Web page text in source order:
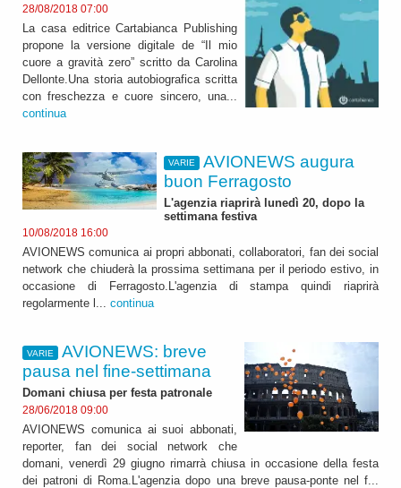
28/08/2018 07:00
La casa editrice Cartabianca Publishing
propone la versione digitale de “Il mio
cuore a gravità zero” scritto da Carolina
Dellonte.Una storia autobiografica scritta
con freschezza e cuore sincero, una...
continua
VARIE
AVIONEWS augura
buon Ferragosto
L'agenzia riaprirà lunedì 20, dopo la
settimana festiva
10/08/2018 16:00
AVIONEWS comunica ai propri abbonati, collaboratori, fan dei social
network che chiuderà la prossima settimana per il periodo estivo, in
occasione di Ferragosto.L'agenzia di stampa quindi riaprirà
regolarmente l... continua
VARIE
AVIONEWS: breve
pausa nel fine-settimana
Domani chiusa per festa patronale
28/06/2018 09:00
AVIONEWS comunica ai suoi abbonati,
reporter, fan dei social network che
domani, venerdì 29 giugno rimarrà chiusa in occasione della festa
dei patroni di Roma.L'agenzia dopo una breve pausa-ponte nel f...